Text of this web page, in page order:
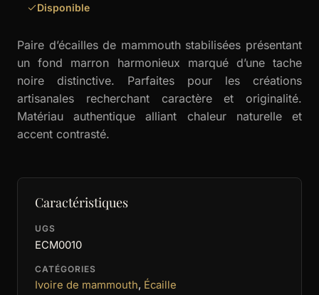
Disponible
Paire d’écailles de mammouth stabilisées présentant
un fond marron harmonieux marqué d’une tache
noire distinctive. Parfaites pour les créations
artisanales recherchant caractère et originalité.
Matériau authentique alliant chaleur naturelle et
accent contrasté.
Caractéristiques
UGS
ECM0010
CATÉGORIES
Ivoire de mammouth, Écaille